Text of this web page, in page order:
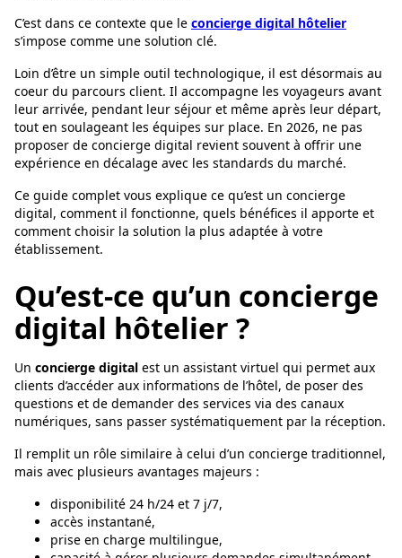
C’est dans ce contexte que le concierge digital hôtelier
s’impose comme une solution clé.
Loin d’être un simple outil technologique, il est désormais au
coeur du parcours client. Il accompagne les voyageurs avant
leur arrivée, pendant leur séjour et même après leur départ,
tout en soulageant les équipes sur place. En 2026, ne pas
proposer de concierge digital revient souvent à offrir une
expérience en décalage avec les standards du marché.
Ce guide complet vous explique ce qu’est un concierge
digital, comment il fonctionne, quels bénéfices il apporte et
comment choisir la solution la plus adaptée à votre
établissement.
Qu’est-ce qu’un concierge
digital hôtelier ?
Un concierge digital est un assistant virtuel qui permet aux
clients d’accéder aux informations de l’hôtel, de poser des
questions et de demander des services via des canaux
numériques, sans passer systématiquement par la réception.
Il remplit un rôle similaire à celui d’un concierge traditionnel,
mais avec plusieurs avantages majeurs :
disponibilité 24 h/24 et 7 j/7,
accès instantané,
prise en charge multilingue,